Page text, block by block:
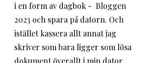
i en form av dagbok -  Bloggen
2023 och spara på datorn. Och
istället kassera allt annat jag
skriver som bara ligger som lösa
dokument överallt i min dator.